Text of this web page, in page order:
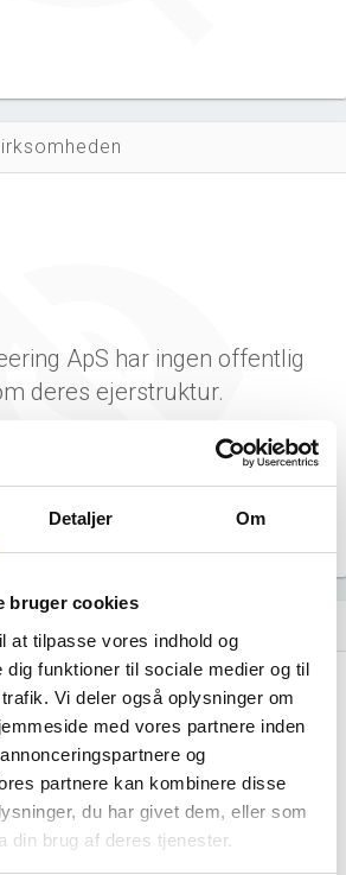
Detaljer Om
bruger cookies
at tilpasse vores indhold og
dig funktioner til sociale medier og til
Vi deler også oplysninger om
med vores partnere inden
og
partnere kan kombinere disse
du har givet dem, eller som
din brug af deres tjenester.
ApS har ingen offentlig
deres ejerstruktur.
ApS har ingen